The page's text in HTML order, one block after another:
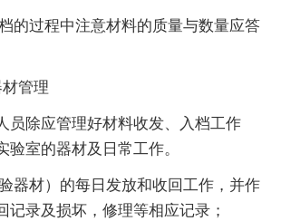
的过程中注意材料的质量与数量应答
管理
员除应管理好材料收发、入档工作
验室的器材及日常工作。
器材）的每日发放和收回工作，并作
记录及损坏，修理等相应记录；